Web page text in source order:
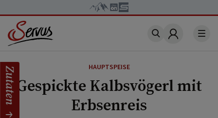
Account
HAUPTSPEISE
Gespickte Kalbsvögerl mit
Erbsenreis
Zutaten